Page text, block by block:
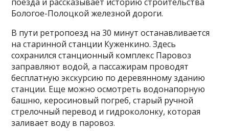
Бологое-Полоцкой железной дороги.
В пути ретропоезд на 30 минут останавливается
на старинной станции Куженкино. Здесь
сохранился станционный комплекс Паровоз
заправляют водой, а пассажирам проводят
бесплатную экскурсию по деревянному зданию
станции. Еще можно осмотреть водонапорную
башню, керосиновый погреб, старый ручной
стрелочный перевод и гидроколонку, которая
заливает воду в паровоз.